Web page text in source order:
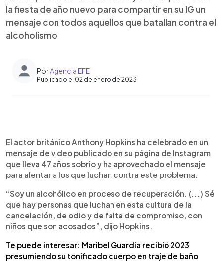
la fiesta de año nuevo para compartir en su IG un
mensaje con todos aquellos que batallan contra el
alcoholismo
PorAgencia EFE
Publicado el 02 de enero de 2023
► Escuchar artículo
El actor británico Anthony Hopkins ha celebrado en un
mensaje de video publicado en su página de Instagram
que lleva 47 años sobrio y ha aprovechado el mensaje
para alentar a los que luchan contra este problema.
“Soy un alcohólico en proceso de recuperación. (...) Sé
que hay personas que luchan en esta cultura de la
cancelación, de odio y de falta de compromiso, con
niños que son acosados”, dijo Hopkins.
Te puede interesar: Maribel Guardia recibió 2023
presumiendo su tonificado cuerpo en traje de baño